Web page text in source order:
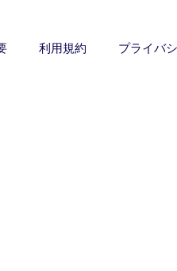
利用規約 プライバ